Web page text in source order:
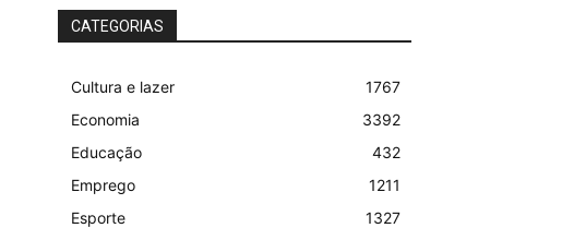
CATEGORIAS
Cultura e lazer
1767
Economia
3392
Educação
432
Emprego
1211
Esporte
1327